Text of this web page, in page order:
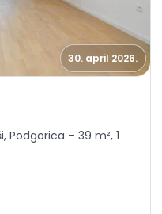
30. april 2026.
Podgorica – 39 m², 1